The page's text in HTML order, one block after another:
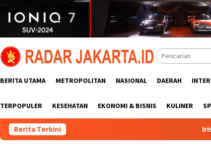
BERITA UTAMA METROPOLITAN NASIONAL DAERAH
TERPOPULER KESEHATAN EKONOMI & BISNIS KULINER
Berita Terkini Irish Bella Hamil Anak Haldy